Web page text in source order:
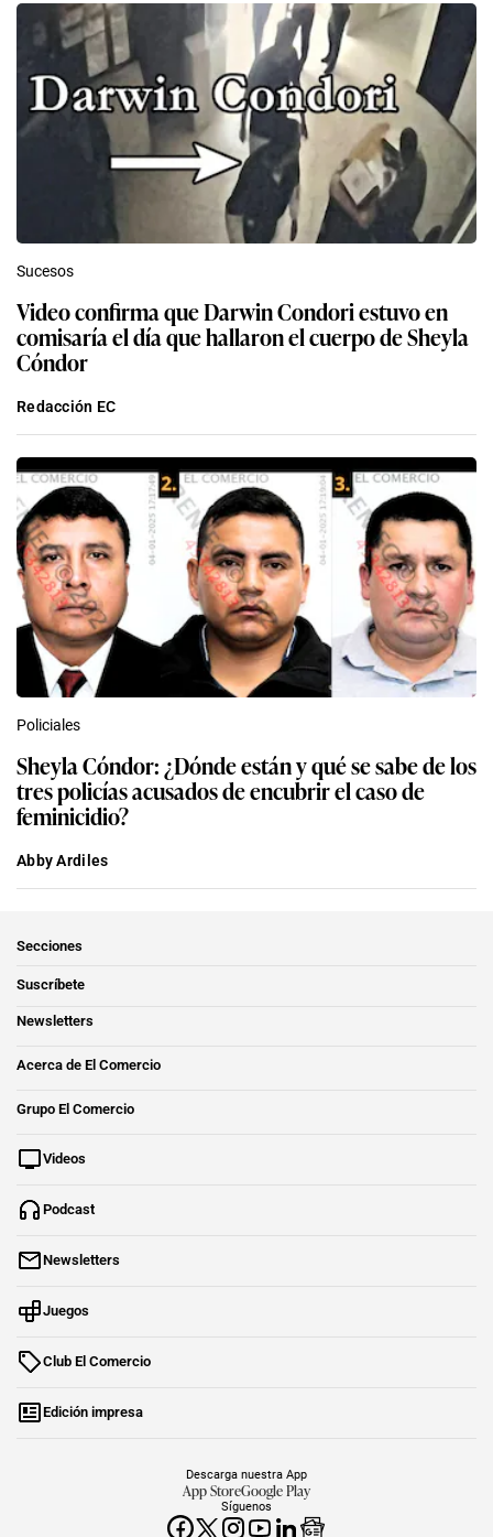
Sucesos
Video confirma que Darwin Condori estuvo en
comisaría el día que hallaron el cuerpo de Sheyla
Cóndor
Redacción EC
Policiales
Sheyla Cóndor: ¿Dónde están y qué se sabe de los
tres policías acusados de encubrir el caso de
feminicidio?
Abby Ardiles
Secciones
Suscríbete
Newsletters
Acerca de El Comercio
Grupo El Comercio
Videos
Podcast
Newsletters
Juegos
Club El Comercio
Edición impresa
Síguenos
Descarga nuestra App
App StoreGoogle Play